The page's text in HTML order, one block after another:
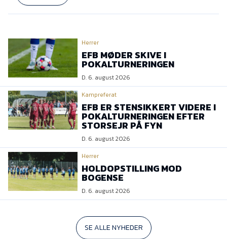
Herrer
EFB MØDER SKIVE I
POKALTURNERINGEN
D. 6. august 2026
Kampreferat
EFB ER STENSIKKERT VIDERE I
POKALTURNERINGEN EFTER
STORSEJR PÅ FYN
D. 6. august 2026
Herrer
HOLDOPSTILLING MOD
BOGENSE
D. 6. august 2026
SE ALLE NYHEDER